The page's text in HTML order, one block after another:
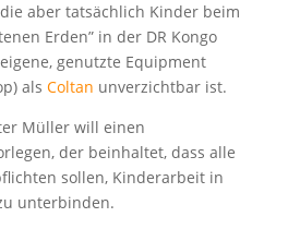
aber tatsächlich Kinder beim
Erden” in der DR Kongo
genutzte Equipment
als Coltan unverzichtbar ist.
Müller will einen
der beinhaltet, dass alle
sollen, Kinderarbeit in
unterbinden.